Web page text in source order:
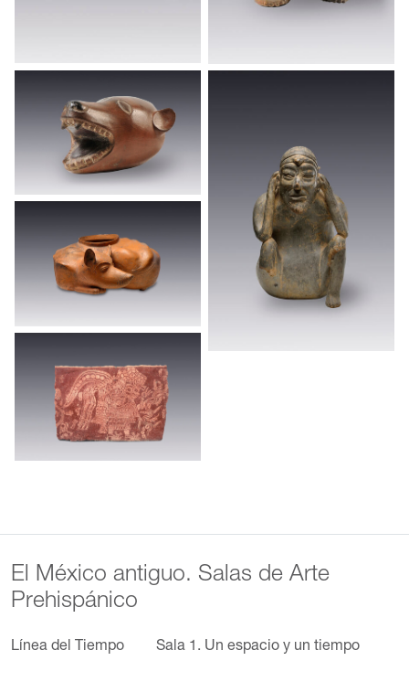
El México antiguo. Salas de Arte
Prehispánico
Línea del Tiempo Sala 1. Un espacio y un tiempo